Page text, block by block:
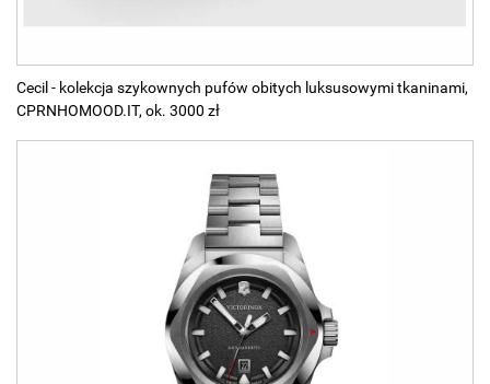
Cecil - kolekcja szykownych pufów obitych luksusowymi tkaninami,
CPRNHOMOOD.IT, ok. 3000 zł